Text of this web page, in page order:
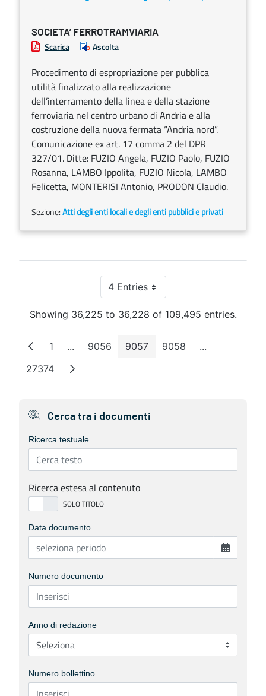
SOCIETA’ FERROTRAMVIARIA
Scarica Ascolta
Procedimento di espropriazione per pubblica
utilità finalizzato alla realizzazione
dell’interramento della linea e della stazione
ferroviaria nel centro urbano di Andria e alla
costruzione della nuova fermata “Andria nord”.
Comunicazione ex art. 17 comma 2 del DPR
327/01. Ditte: FUZIO Angela, FUZIO Paolo, FUZIO
Rosanna, LAMBO Ippolita, FUZIO Nicola, LAMBO
Felicetta, MONTERISI Antonio, PRODON Claudio.
Sezione:Atti degli enti locali e degli enti pubblici e privati
4 EntriesPer Page
Showing 36,225 to 36,228 of 109,495 entries.
Page
1 ...Intermediate Pages
Page
9056 Page
9057 Page
9058 ...Intermediate
Page
27374
Cerca tra i documenti
Ricerca testuale
Ricerca estesa al contenuto
Data documento
Numero documento
Anno di redazione
Numero bollettino